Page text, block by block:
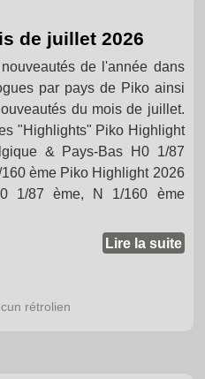
de juillet 2026
de l'année dans
par pays de Piko ainsi
du mois de juillet.
"Highlights" Piko Highlight
& Pays-Bas H0 1/87
ème Piko Highlight 2026
1/87 ème, N 1/160 ème
Lire la suite
rétrolien